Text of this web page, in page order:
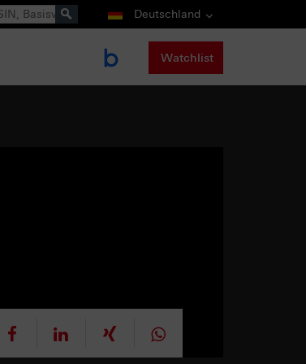
Deutschland
Watchlist
mitteilen